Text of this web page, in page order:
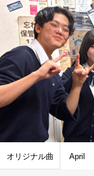
オリジナル曲 April